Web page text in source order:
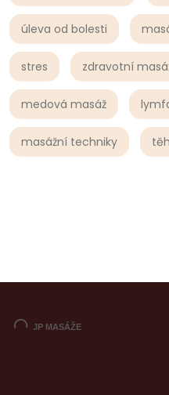
úleva od bolesti
stres zdravotní
medová masáž
masážní techniky